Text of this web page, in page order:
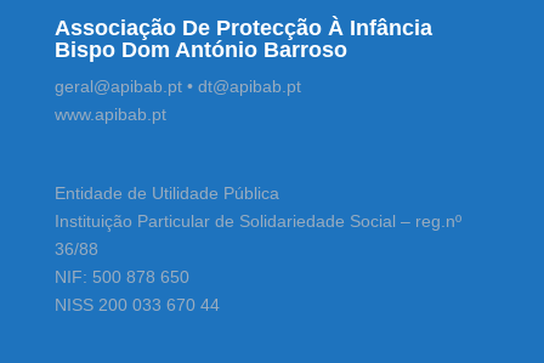
Associação De Protecção À Infância
Bispo Dom António Barroso
geral@apibab.pt • dt@apibab.pt
www.apibab.pt
Entidade de Utilidade Pública
Instituição Particular de Solidariedade Social – reg.nº
36/88
NIF: 500 878 650
NISS 200 033 670 44